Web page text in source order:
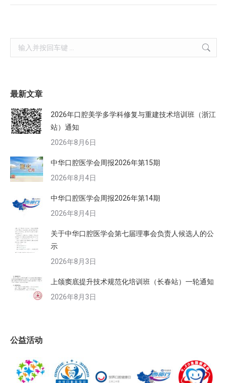
Search:
最新文章
2026年口腔美学多学科修复与重建技术培训班（浙江
站）通知
2026年8月6日
中华口腔医学会周报2026年第15期
2026年8月4日
中华口腔医学会周报2026年第14期
2026年8月4日
关于中华口腔医学会第七届理事会负责人候选人的公
示
2026年8月3日
上颌窦底提升技术规范化培训班（长春站）一轮通知
2026年8月3日
公益活动